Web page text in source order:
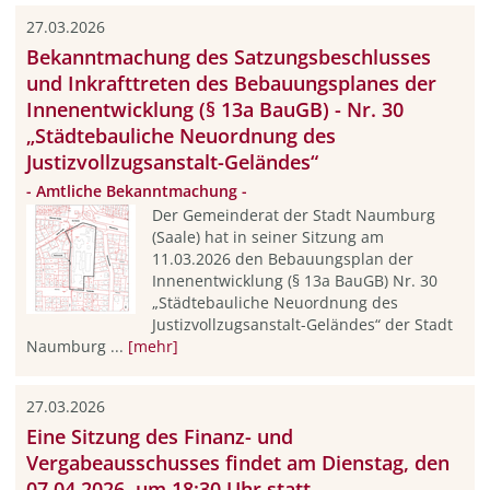
27.03.2026
Bekanntmachung des Satzungsbeschlusses
und Inkrafttreten des Bebauungsplanes der
Innenentwicklung (§ 13a BauGB) - Nr. 30
„Städtebauliche Neuordnung des
Justizvollzugsanstalt-Geländes“
- Amtliche Bekanntmachung -
Der Gemeinderat der Stadt Naumburg
(Saale) hat in seiner Sitzung am
11.03.2026 den Bebauungsplan der
Innenentwicklung (§ 13a BauGB) Nr. 30
„Städtebauliche Neuordnung des
Justizvollzugsanstalt-Geländes“ der Stadt
Naumburg ... [mehr]
27.03.2026
Eine Sitzung des Finanz- und
Vergabeausschusses findet am Dienstag, den